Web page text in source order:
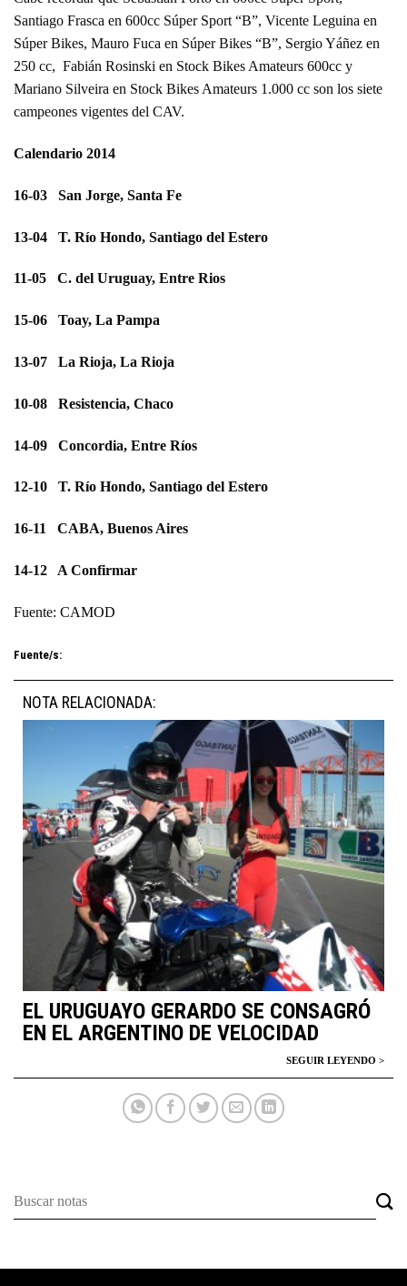
Santiago Frasca en 600cc Súper Sport “B”, Vicente Leguina en
Súper Bikes, Mauro Fuca en Súper Bikes “B”, Sergio Yáñez en
250 cc, Fabián Rosinski en Stock Bikes Amateurs 600cc y
Mariano Silveira en Stock Bikes Amateurs 1.000 cc son los siete
campeones vigentes del CAV.
Calendario 2014
16-03 San Jorge, Santa Fe
13-04 T. Río Hondo, Santiago del Estero
11-05 C. del Uruguay, Entre Rios
15-06 Toay, La Pampa
13-07 La Rioja, La Rioja
10-08 Resistencia, Chaco
14-09 Concordia, Entre Ríos
12-10 T. Río Hondo, Santiago del Estero
16-11 CABA, Buenos Aires
14-12 A Confirmar
Fuente: CAMOD
Fuente/s:
NOTA RELACIONADA:
EL URUGUAYO GERARDO SE CONSAGRÓ
EN EL ARGENTINO DE VELOCIDAD